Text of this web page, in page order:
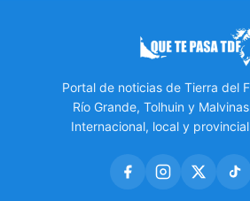
Portal de noticias de Tierra del
Río Grande, Tolhuin y
Internacional, local y